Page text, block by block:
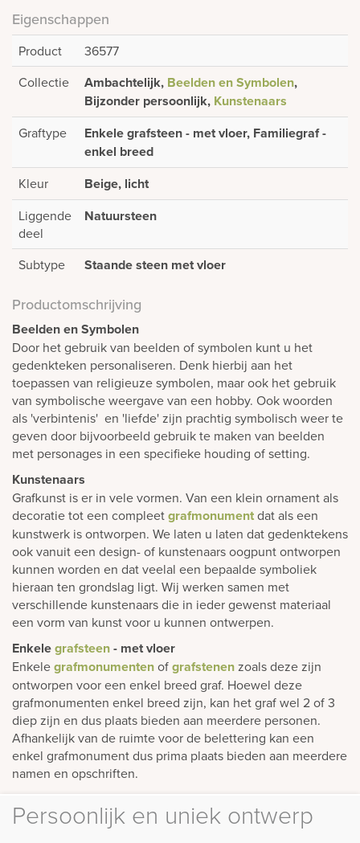
Eigenschappen
Product
36577
Collectie
Ambachtelijk, Beelden en Symbolen,
Bijzonder persoonlijk, Kunstenaars
Graftype
Enkele grafsteen - met vloer, Familiegraf -
enkel breed
Kleur Beige, licht
Liggende
deel
Natuursteen
Subtype Staande steen met vloer
Productomschrijving
Beelden en Symbolen
Door het gebruik van beelden of symbolen kunt u het
gedenkteken personaliseren. Denk hierbij aan het
toepassen van religieuze symbolen, maar ook het gebruik
van symbolische weergave van een hobby. Ook woorden
als 'verbintenis' en 'liefde' zijn prachtig symbolisch weer te
geven door bijvoorbeeld gebruik te maken van beelden
met personages in een specifieke houding of setting.
Kunstenaars
Grafkunst is er in vele vormen. Van een klein ornament als
decoratie tot een compleetgrafmonumentdat als een
kunstwerk is ontworpen. We laten u laten dat gedenktekens
ook vanuit een design- of kunstenaars oogpunt ontworpen
kunnen worden en dat veelal een bepaalde symboliek
hieraan ten grondslag ligt. Wij werken samen met
verschillende kunstenaars die in ieder gewenst materiaal
een vorm van kunst voor u kunnen ontwerpen.
Enkelegrafsteen- met vloer
Enkelegrafmonumentenofgrafstenenzoals deze zijn
ontworpen voor een enkel breed graf. Hoewel deze
grafmonumenten enkel breed zijn, kan het graf wel 2 of 3
diep zijn en dus plaats bieden aan meerdere personen.
Afhankelijk van de ruimte voor de belettering kan een
enkel grafmonument dus prima plaats bieden aan meerdere
namen en opschriften.
Persoonlijk en uniek ontwerp